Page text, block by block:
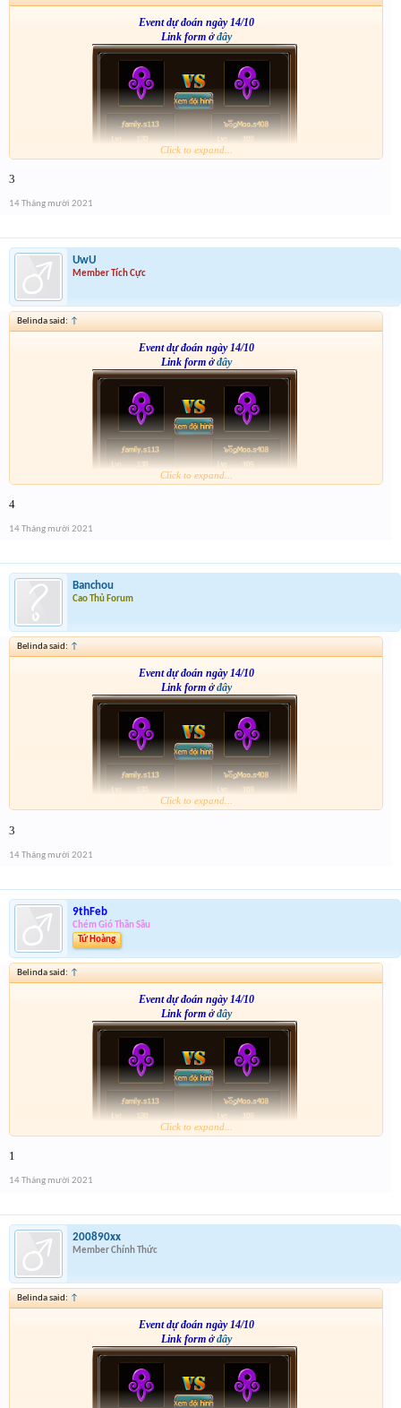
Event dự đoán ngày 14/10
Link form ởđây
Click to expand...
3
14 Tháng mười 2021
UwU
Member Tích Cực
Belinda said: ↑
Event dự đoán ngày 14/10
Link form ởđây
Click to expand...
4
14 Tháng mười 2021
Banchou
Cao Thủ Forum
Belinda said: ↑
Event dự đoán ngày 14/10
Link form ởđây
Click to expand...
3
14 Tháng mười 2021
9thFeb
Chém Gió Thần Sầu
Tứ Hoàng
Belinda said: ↑
Event dự đoán ngày 14/10
Link form ởđây
Click to expand...
1
14 Tháng mười 2021
200890xx
Member Chính Thức
Belinda said: ↑
Event dự đoán ngày 14/10
Link form ởđây